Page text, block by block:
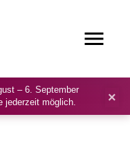
– 6. September
jederzeit möglich. ×